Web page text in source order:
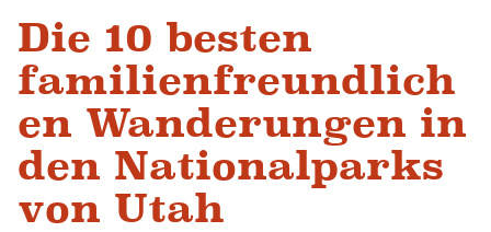
Die 10 besten
familienfreundlich
en Wanderungen in
den Nationalparks
von Utah